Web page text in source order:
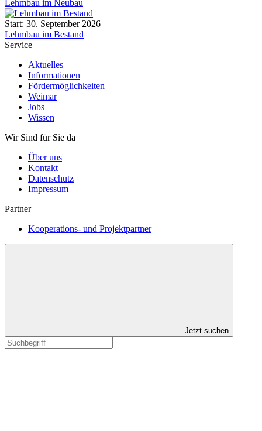
Lehmbau im Neubau
Start: 30. September 2026
Lehmbau im Bestand
Service
Aktuelles
Informationen
Fördermöglichkeiten
Weimar
Jobs
Wissen
Wir Sind für Sie da
Über uns
Kontakt
Datenschutz
Impressum
Partner
Kooperations- und Projektpartner
Jetzt suchen